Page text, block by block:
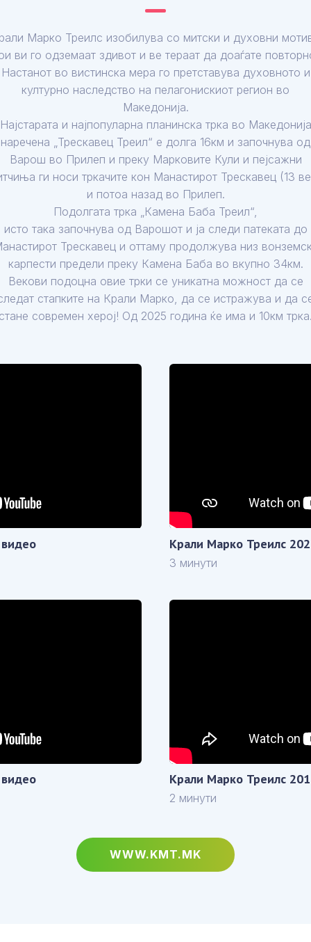
Марко Треилс изобилува со митски и духовни
ви го одземаат здивот и ве тераат да доаѓате
Настанот во вистинска мера го претставува духовното и
културно наследство на пелагонискиот регион во
Македонија.
Најстарата и најпопуларна планинска трка во Македонија
наречена „Трескавец Треил“ е долга 16км и започнува од
Варош во Прилеп и преку Марковите Кули и пејсажни
ги носи тркачите кон Манастирот Трескавец (13
и потоа назад во Прилеп.
Подолгата трка „Камена Баба Треил“,
исто така започнува од Варошот и ја следи патеката до
Трескавец и оттаму продолжува низ
карпести предели преку Камена Баба во вкупно 34км.
Векови подоцна овие трки се уникатна можност да се
стапките на Крали Марко, да се истражува и да
современ херој! Од 2025 година ќе има и 10км
Крали Марко Треилс
3 минути
Крали Марко Треилс
2 минути
WWW.KMT.MK